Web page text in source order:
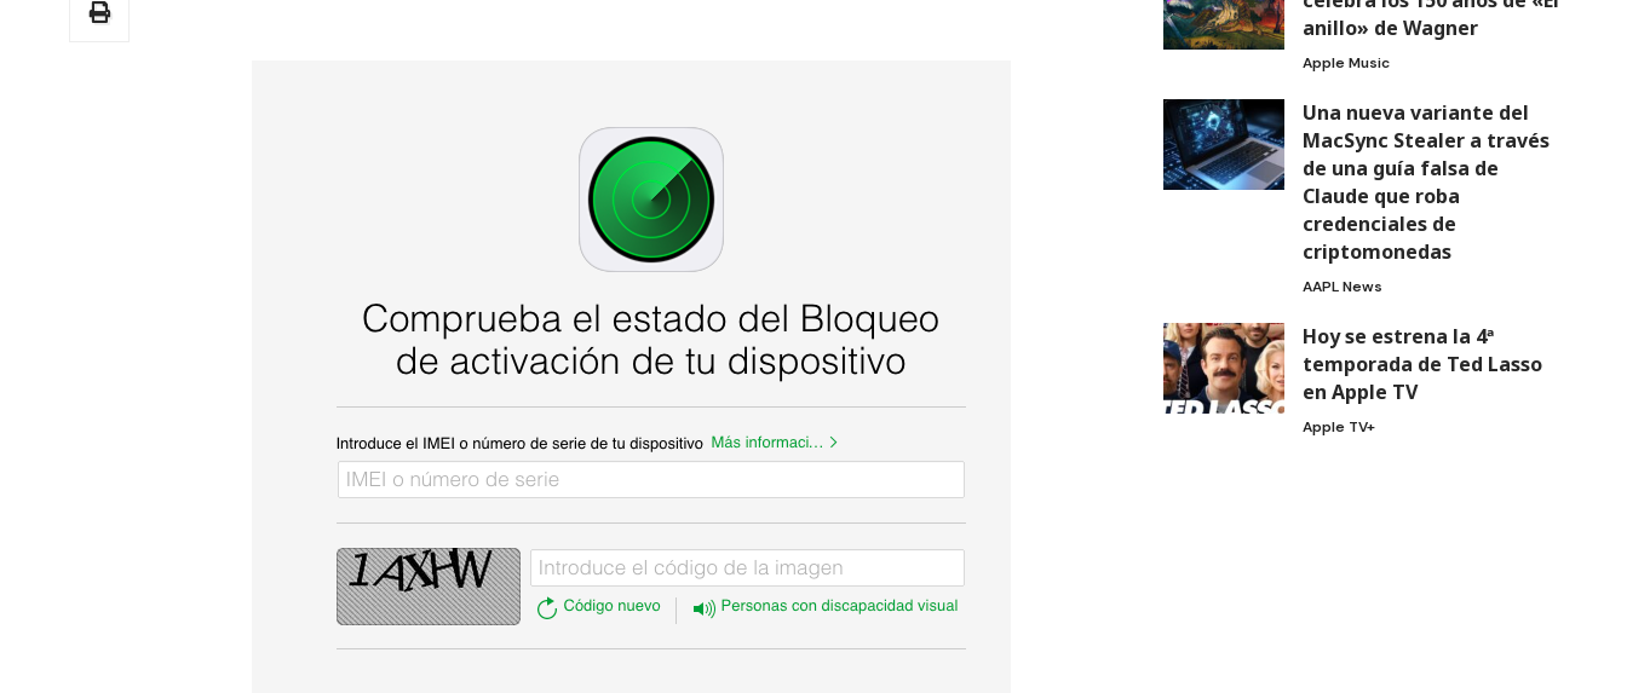
anillo» de Wagner
Apple Music
Una nueva variante del
MacSync Stealer a través
de una guía falsa de
Claude que roba
credenciales de
criptomonedas
AAPL News
Hoy se estrena la 4ª
temporada de Ted Lasso
en Apple TV
Apple TV+